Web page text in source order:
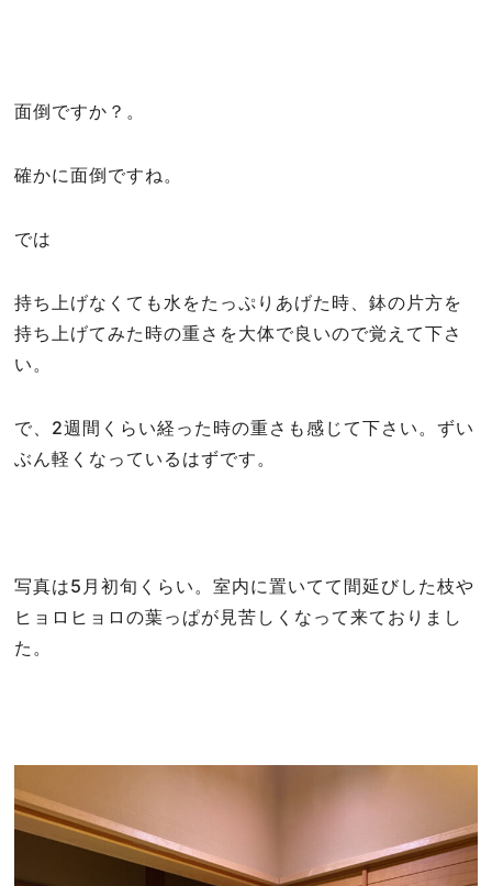
面倒ですか？。
確かに面倒ですね。
では
持ち上げなくても水をたっぷりあげた時、鉢の片方を
持ち上げてみた時の重さを大体で良いので覚えて下さ
い。
で、2週間くらい経った時の重さも感じて下さい。ずい
ぶん軽くなっているはずです。
写真は5月初旬くらい。室内に置いてて間延びした枝や
ヒョロヒョロの葉っぱが見苦しくなって来ておりまし
た。